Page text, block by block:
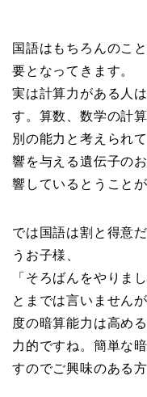
国語はもちろんのこ
要となってきます。
実は計算力がある人
す。算数、数学の計
別の能力と考えられ
響を与える遺伝子の
響しているとうこと
では国語は割と得意
うお子様、
「そろばんをやりま
とまでは言いません
度の暗算能力は高め
力的ですね。簡単な
すのでご興味のある方